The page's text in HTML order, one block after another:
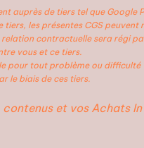
auprès de tiers tel que Google
les présentes CGS peuvent
relation contractuelle sera régi
vous et ce tiers.
pour tout problème ou difficulté
le biais de ces tiers.
et vos Achats